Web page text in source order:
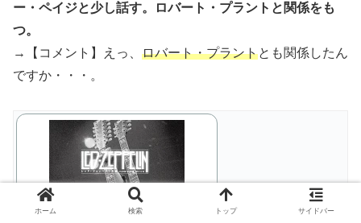
ー・ペイジと少し話す。ロバート・プラントと関係をも
つ。
→【コメント】えっ、 ロバート・プラントとも関係したん
ですか・・・。
ホーム 検索 トップ サイドバー